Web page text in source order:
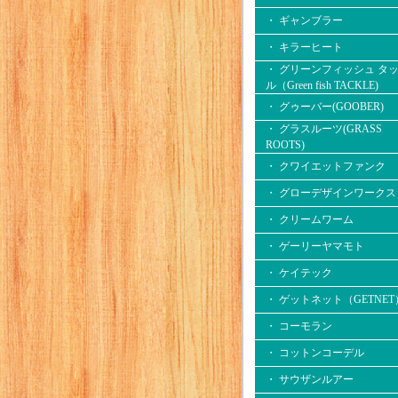
・ ギャンブラー
・ キラーヒート
・ グリーンフィッシュ タ
ル（Green fish TACKLE)
・ グゥーバー(GOOBER)
・ グラスルーツ(GRASS
ROOTS)
・ クワイエットファンク
・ グローデザインワークス
・ クリームワーム
・ ゲーリーヤマモト
・ ケイテック
・ ゲットネット（GETNET
・ コーモラン
・ コットンコーデル
・ サウザンルアー